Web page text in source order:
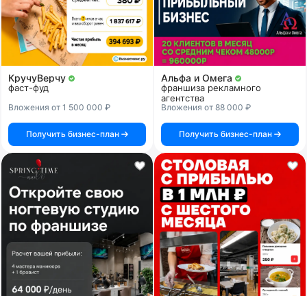
КручуВерчу
фаст-фуд
Вложения от 1 500 000 ₽
Получить бизнес-план
Альфа и Омега
франшиза рекламного
агентства
Вложения от 88 000 ₽
Получить бизнес-план